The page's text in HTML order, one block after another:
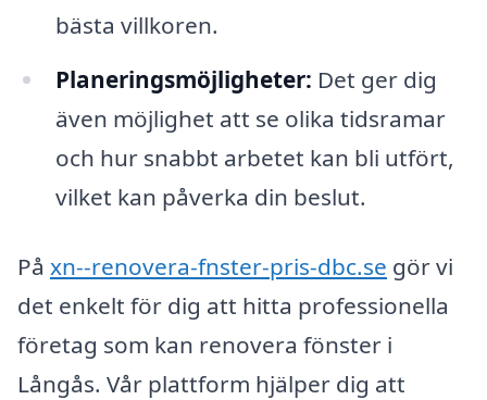
bästa villkoren.
Planeringsmöjligheter: Det ger dig
även möjlighet att se olika tidsramar
och hur snabbt arbetet kan bli utfört,
vilket kan påverka din beslut.
På xn--renovera-fnster-pris-dbc.se gör vi
det enkelt för dig att hitta professionella
företag som kan renovera fönster i
Långås. Vår plattform hjälper dig att